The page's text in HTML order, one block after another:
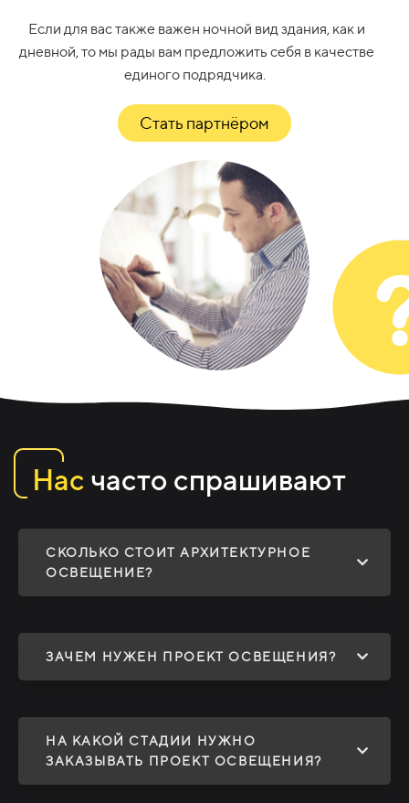
Если для вас также важен ночной вид здания, как и
дневной, то мы рады вам предложить себя в качестве
единого подрядчика.
Стать партнёром
Нас часто спрашивают
СКОЛЬКО СТОИТ АРХИТЕКТУРНОЕ
ОСВЕЩЕНИЕ?
ЗАЧЕМ НУЖЕН ПРОЕКТ ОСВЕЩЕНИЯ?
НА КАКОЙ СТАДИИ НУЖНО
ЗАКАЗЫВАТЬ ПРОЕКТ ОСВЕЩЕНИЯ?